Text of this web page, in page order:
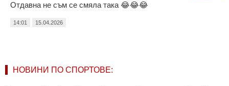
Отдавна не съм се смяла така 😂😂😂
14:01 15.04.2026
НОВИНИ ПО СПОРТОВЕ: